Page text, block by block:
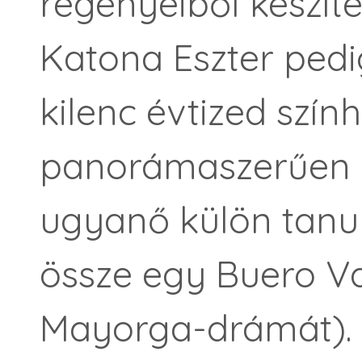
Katona Eszter
kilenc évtized
ugyanő külön
össze egy Buero
Mayorga-